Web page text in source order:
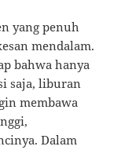
yang penuh
mendalam.
bahwa hanya
saja, liburan
membawa
Dalam